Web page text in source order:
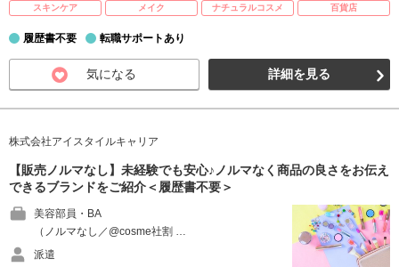
スキンケア
メイク ナチュラルコスメ 百貨店
履歴書不要 転職サポートあり
気になる 詳細を見る
株式会社アイスタイルキャリア
【販売ノルマなし】未経験でも安心♪ノルマなく商品の良さをお伝え
できるブランドをご紹介＜履歴書不要＞
美容部員・BA
（ノルマなし／@cosme社割 …
派遣